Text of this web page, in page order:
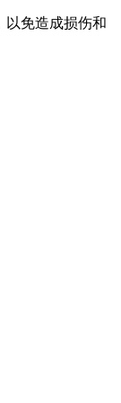
免造成损伤和